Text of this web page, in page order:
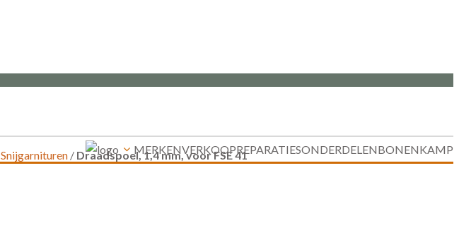
MERKENVERKOOPREPARATIESONDERDELENBONENKAMP
Snijgarnituren / Draadspoel, 1,4 mm, voor FSE 41